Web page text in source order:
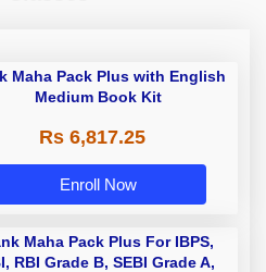
Maha Pack Plus with English
Medium Book Kit
Rs 6,817.25
Enroll Now
Maha Pack Plus For IBPS,
RBI Grade B, SEBI Grade A,